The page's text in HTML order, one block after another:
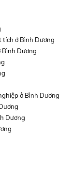
ở Bình Dương
Bình Dương
ở Bình Dương
Dương